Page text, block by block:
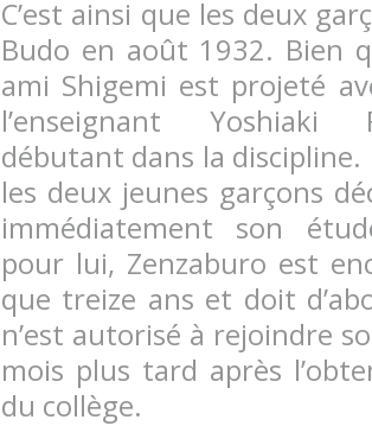
C’est ainsi que les deux
Budo en août 1932. Bien
ami Shigemi est projeté
l’enseignant Yoshiaki
débutant dans la
les deux jeunes garçons
immédiatement son
pour lui, Zenzaburo est
que treize ans et doit
n’est autorisé à rejoindre
mois plus tard après
du collège.